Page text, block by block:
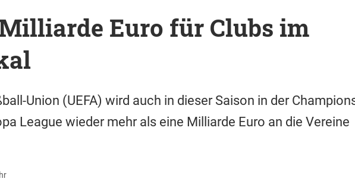
Euro für Clubs im
Union (UEFA) wird auch in dieser Saison in der
League wieder mehr als eine Milliarde Euro an die Vereine